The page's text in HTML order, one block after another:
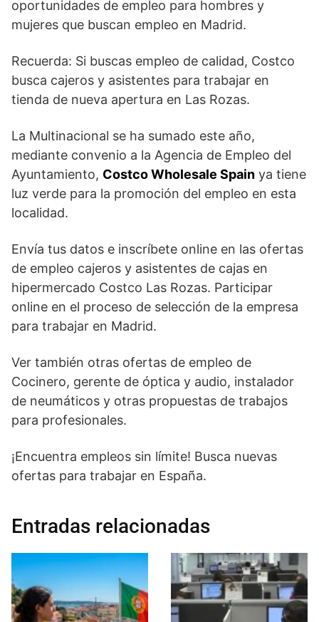
oportunidades de empleo para hombres y
mujeres que buscan empleo en Madrid.
Recuerda: Si buscas empleo de calidad, Costco
busca cajeros y asistentes para trabajar en
tienda de nueva apertura en Las Rozas.
La Multinacional se ha sumado este año,
mediante convenio a la Agencia de Empleo del
Ayuntamiento, Costco Wholesale Spain ya tiene
luz verde para la promoción del empleo en esta
localidad.
Envía tus datos e inscríbete online en las ofertas
de empleo cajeros y asistentes de cajas en
hipermercado Costco Las Rozas. Participar
online en el proceso de selección de la empresa
para trabajar en Madrid.
Ver también otras ofertas de empleo de
Cocinero, gerente de óptica y audio, instalador
de neumáticos y otras propuestas de trabajos
para profesionales.
¡Encuentra empleos sin límite! Busca nuevas
ofertas para trabajar en España.
Entradas relacionadas